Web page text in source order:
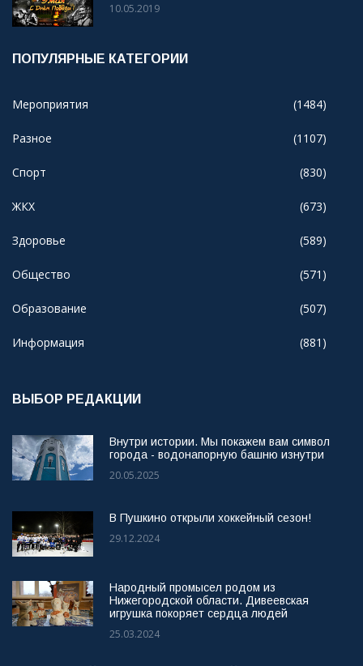
10.05.2019
ПОПУЛЯРНЫЕ КАТЕГОРИИ
Мероприятия (1484)
Разное (1107)
Спорт (830)
ЖКХ (673)
Здоровье (589)
Общество (571)
Образование (507)
Информация (881)
ВЫБОР РЕДАКЦИИ
Внутри истории. Мы покажем вам символ
города - водонапорную башню изнутри
20.05.2025
В Пушкино открыли хоккейный сезон!
29.12.2024
Народный промысел родом из
Нижегородской области. Дивеевская
игрушка покоряет сердца людей
25.03.2024